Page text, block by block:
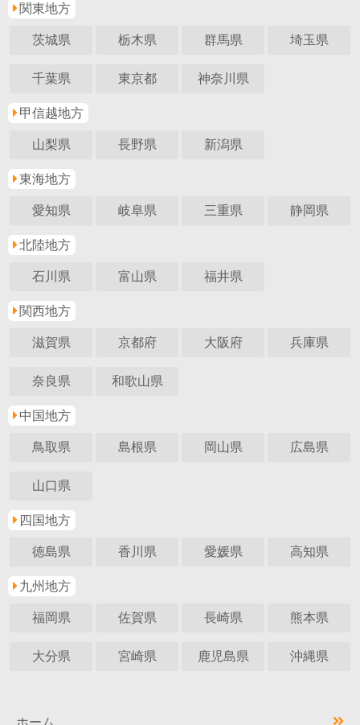
関東地方
茨城県 栃木県 群馬県 埼玉県
千葉県 東京都 神奈川県
甲信越地方
山梨県 長野県 新潟県
東海地方
愛知県 岐阜県 三重県 静岡県
北陸地方
石川県 富山県 福井県
関西地方
滋賀県 京都府 大阪府 兵庫県
奈良県 和歌山県
中国地方
鳥取県 島根県 岡山県 広島県
山口県
四国地方
徳島県 香川県 愛媛県 高知県
九州地方
福岡県 佐賀県 長崎県 熊本県
大分県 宮崎県 鹿児島県 沖縄県
ホーム